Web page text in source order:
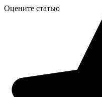
Оцените статью